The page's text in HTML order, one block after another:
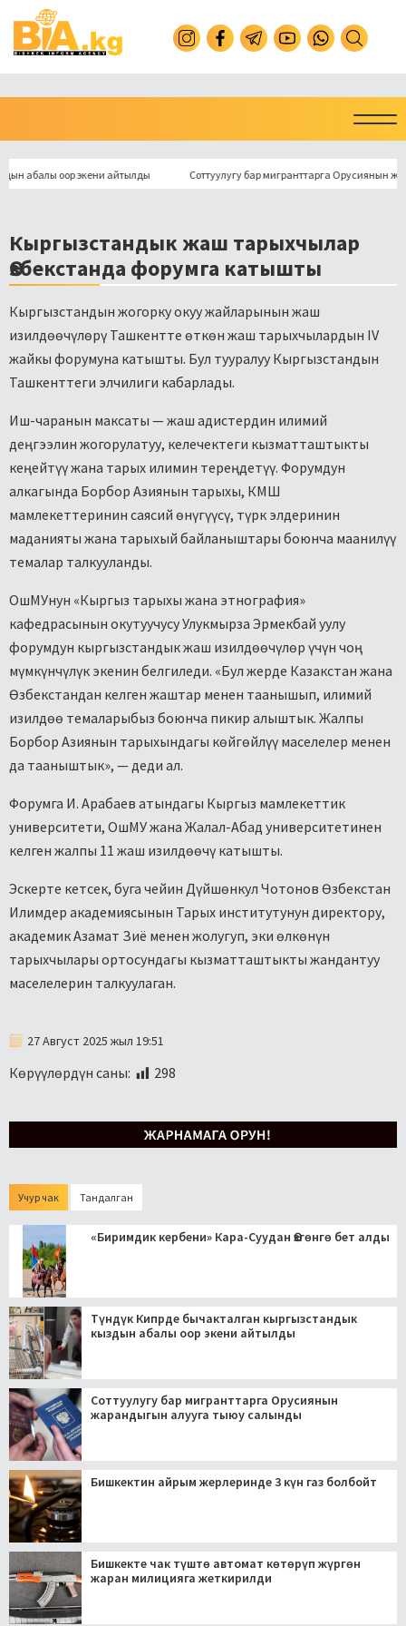
оор экени айтылды Соттуулугу бар мигранттарга Орусиянын
Кыргызстандык жаш тарыхчылар
Өзбекстанда форумга катышты
Кыргызстандын жогорку окуу жайларынын жаш
изилдөөчүлөрү Ташкентте өткөн жаш тарыхчылардын IV
жайкы форумуна катышты. Бул тууралуу Кыргызстандын
Ташкенттеги элчилиги кабарлады.
Иш-чаранын максаты — жаш адистердин илимий
деңгээлин жогорулатуу, келечектеги кызматташтыкты
кеңейтүү жана тарых илимин тереңдетүү. Форумдун
алкагында Борбор Азиянын тарыхы, КМШ
мамлекеттеринин саясий өнүгүүсү, түрк элдеринин
маданияты жана тарыхый байланыштары боюнча маанилүү
темалар талкууланды.
ОшМУнун «Кыргыз тарыхы жана этнография»
кафедрасынын окутуучусу Улукмырза Эрмекбай уулу
форумдун кыргызстандык жаш изилдөөчүлөр үчүн чоң
мүмкүнчүлүк экенин белгиледи. «Бул жерде Казакстан жана
Өзбекстандан келген жаштар менен таанышып, илимий
изилдөө темаларыбыз боюнча пикир алыштык. Жалпы
Борбор Азиянын тарыхындагы көйгөйлүү маселелер менен
да тааныштык», — деди ал.
Форумга И. Арабаев атындагы Кыргыз мамлекеттик
университети, ОшМУ жана Жалал-Абад университетинен
келген жалпы 11 жаш изилдөөчү катышты.
Эскерте кетсек, буга чейин Дүйшөнкул Чотонов Өзбекстан
Илимдер академиясынын Тарых институтунун директору,
академик Азамат Зиё менен жолугуп, эки өлкөнүн
тарыхчылары ортосундагы кызматташтыкты жандантуу
маселелерин талкуулаган.
27 Август 2025 жыл 19:51
Көрүүлөрдүн саны: 298
Учур чак Тандалган
«Биримдик кербени» Кара-Суудан Өзгөнгө бет алды
Түндүк Кипрде бычакталган кыргызстандык
кыздын абалы оор экени айтылды
Соттуулугу бар мигранттарга Орусиянын
жарандыгын алууга тыюу салынды
Бишкектин айрым жерлеринде 3 күн газ болбойт
Бишкекте чак түштө автомат көтөрүп жүргөн
жаран милицияга жеткирилди